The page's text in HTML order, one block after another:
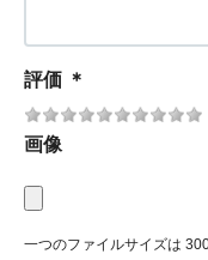
評価 ＊
画像
一つのファイルサイズは